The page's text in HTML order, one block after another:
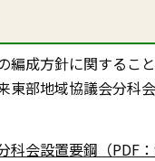
編成方針に関するこ
東部地域協議会分科
会設置要鋼（PDF：